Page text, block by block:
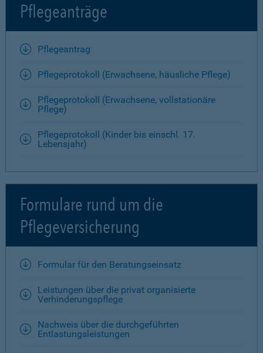
Pflegeanträge
Pflegeantrag
Pflegeprotokoll (Erwachsene, häusliche Pflege)
Pflegeprotokoll (Erwachsene, vollstationäre
Pflege)
Pflegeprotokoll (Kinder bis einschl. 17.
Lebensjahr)
Formulare rund um die
Pflegeversicherung
Formular für den Beratungseinsatz
Leistungen über die privat organisierte
Verhinderungspflege
Nachweis über die durchgeführten
Entlastungsleistungen